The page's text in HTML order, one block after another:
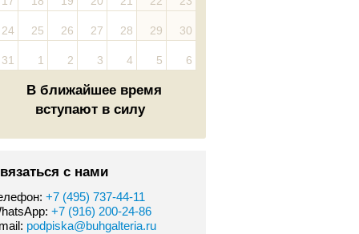
24 25 26 27 28 29 30
31 1 2 3 4 5 6
В ближайшее время
вступают в силу
с нами
+7 (495) 737-44-11
+7 (916) 200-24-86
podpiska@buhgalteria.ru